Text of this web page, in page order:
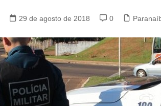
29 de agosto de 2018 0